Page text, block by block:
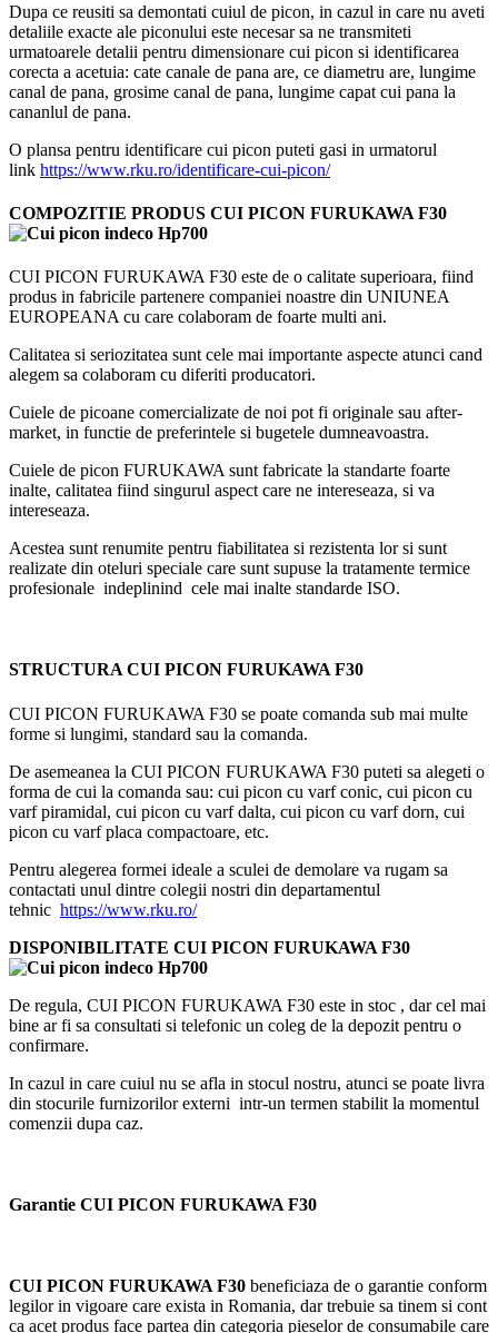
Dupa ce reusiti sa demontati cuiul de picon, in cazul in care nu aveti
detaliile exacte ale piconului este necesar sa ne transmiteti
urmatoarele detalii pentru dimensionare cui picon si identificarea
corecta a acetuia: cate canale de pana are, ce diametru are, lungime
canal de pana, grosime canal de pana, lungime capat cui pana la
cananlul de pana.
O plansa pentru identificare cui picon puteti gasi in urmatorul
link https://www.rku.ro/identificare-cui-picon/
COMPOZITIE PRODUS CUI PICON FURUKAWA F30
CUI PICON FURUKAWA F30 este de o calitate superioara, fiind
produs in fabricile partenere companiei noastre din UNIUNEA
EUROPEANA cu care colaboram de foarte multi ani.
Calitatea si seriozitatea sunt cele mai importante aspecte atunci cand
alegem sa colaboram cu diferiti producatori.
Cuiele de picoane comercializate de noi pot fi originale sau after-
market, in functie de preferintele si bugetele dumneavoastra.
Cuiele de picon FURUKAWA sunt fabricate la standarte foarte
inalte, calitatea fiind singurul aspect care ne intereseaza, si va
intereseaza.
Acestea sunt renumite pentru fiabilitatea si rezistenta lor si sunt
realizate din oteluri speciale care sunt supuse la tratamente termice
profesionale indeplinind cele mai inalte standarde ISO.
STRUCTURA CUI PICON FURUKAWA F30
CUI PICON FURUKAWA F30 se poate comanda sub mai multe
forme si lungimi, standard sau la comanda.
De asemeanea la CUI PICON FURUKAWA F30 puteti sa alegeti o
forma de cui la comanda sau: cui picon cu varf conic, cui picon cu
varf piramidal, cui picon cu varf dalta, cui picon cu varf dorn, cui
picon cu varf placa compactoare, etc.
Pentru alegerea formei ideale a sculei de demolare va rugam sa
contactati unul dintre colegii nostri din departamentul
tehnic https://www.rku.ro/
DISPONIBILITATE CUI PICON FURUKAWA F30
De regula, CUI PICON FURUKAWA F30 este in stoc , dar cel mai
bine ar fi sa consultati si telefonic un coleg de la depozit pentru o
confirmare.
In cazul in care cuiul nu se afla in stocul nostru, atunci se poate livra
din stocurile furnizorilor externi intr-un termen stabilit la momentul
comenzii dupa caz.
Garantie CUI PICON FURUKAWA F30
CUI PICON FURUKAWA F30 beneficiaza de o garantie conform
legilor in vigoare care exista in Romania, dar trebuie sa tinem si cont
ca acet produs face partea din categoria pieselor de consumabile care